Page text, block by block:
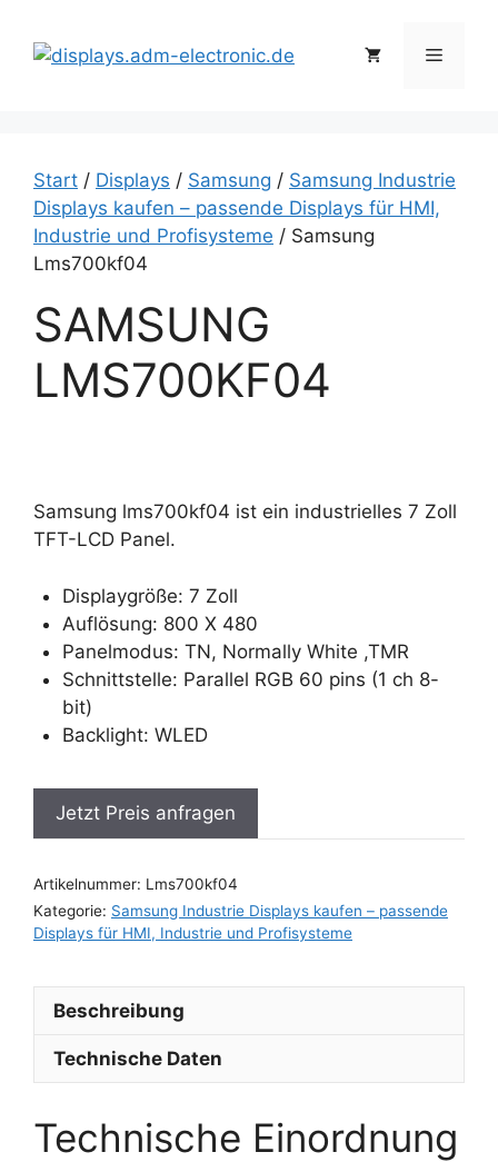
Inhalt
springen
Menü
Start / Displays / Samsung / Samsung Industrie
Displays kaufen – passende Displays für HMI,
Industrie und Profisysteme / Samsung
Lms700kf04
SAMSUNG
LMS700KF04
Samsung lms700kf04 ist ein industrielles 7 Zoll
TFT-LCD Panel.
Displaygröße: 7 Zoll
Auflösung: 800 X 480
Panelmodus: TN, Normally White ,TMR
Schnittstelle: Parallel RGB 60 pins (1 ch 8-
bit)
Backlight: WLED
Jetzt Preis anfragen
Artikelnummer: Lms700kf04
Kategorie: Samsung Industrie Displays kaufen – passende
Displays für HMI, Industrie und Profisysteme
Beschreibung
Technische Daten
Technische Einordnung